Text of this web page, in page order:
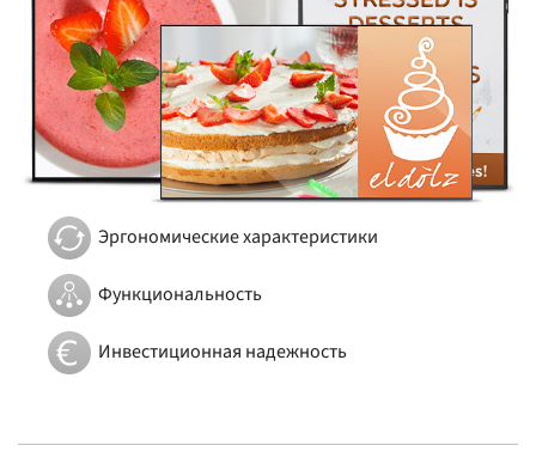
Эргономические характеристики
Функциональность
Инвестиционная надежность